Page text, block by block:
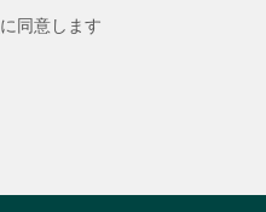
に同意します